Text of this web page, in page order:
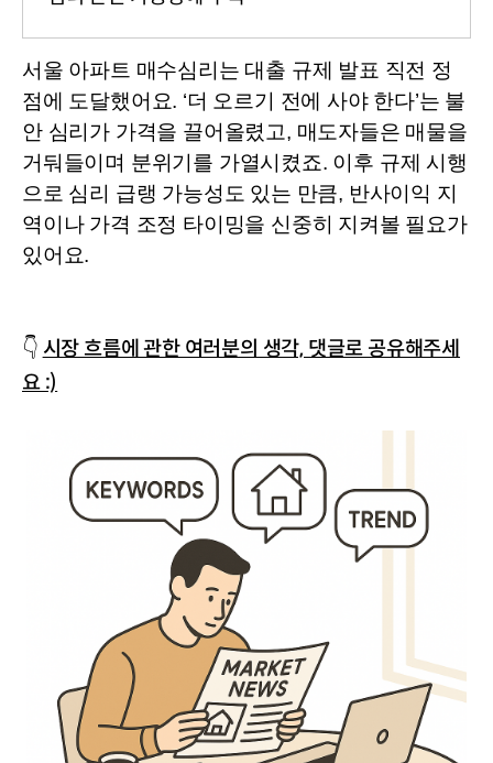
서울 아파트 매수심리는 대출 규제 발표 직전 정
점에 도달했어요. ‘더 오르기 전에 사야 한다’는 불
안 심리가 가격을 끌어올렸고, 매도자들은 매물을
거둬들이며 분위기를 가열시켰죠. 이후 규제 시행
으로 심리 급랭 가능성도 있는 만큼, 반사이익 지
역이나 가격 조정 타이밍을 신중히 지켜볼 필요가
있어요.
👇 시장 흐름에 관한 여러분의 생각, 댓글로 공유해주세
요 :)